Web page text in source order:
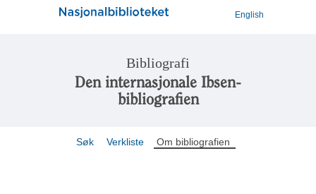
English
Bibliografi
Den internasjonale Ibsen-
bibliografien
Søk Verkliste Om bibliografien